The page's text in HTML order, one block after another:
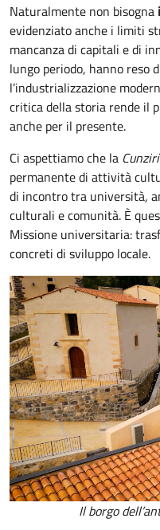
Naturalmente non bisogna
evidenziato anche i limiti
mancanza di capitali e di
lungo periodo, hanno reso
l’industrializzazione
critica della storia rende il
anche per il presente.
Ci aspettiamo che la
permanente di attività
di incontro tra università,
culturali e comunità. È
Missione universitaria:
concreti di sviluppo locale.
Il borgo